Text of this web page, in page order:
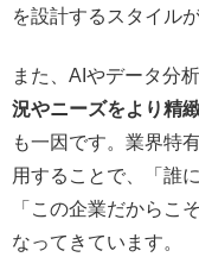
を設計するスタイル
また、AIやデータ分
況やニーズをより精
も一因です。業界特
用することで、「誰
「この企業だからこ
なってきています。